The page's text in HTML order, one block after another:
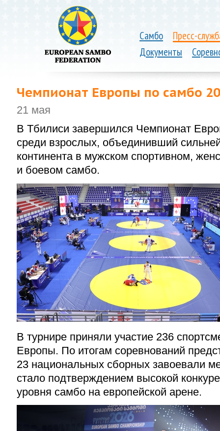
Самбо
Пресс-
Документы
Чемпионат Европы по самбо
21 мая
В Тбилиси завершился Чемпионат
среди взрослых, объединивший
континента в мужском спортивном,
и боевом самбо.
В турнире приняли участие 236
Европы. По итогам соревнований
23 национальных сборных завоевали
стало подтверждением высокой
уровня самбо на европейской арене.